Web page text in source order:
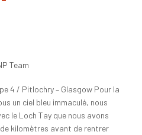
Team
4 / Pitlochry – Glasgow Pour la
un ciel bleu immaculé, nous
le Loch Tay que nous avons
kilomètres avant de rentrer